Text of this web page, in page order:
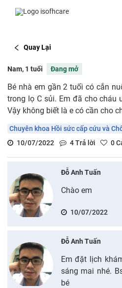
Quay Lại
Nam, 1 tuổi Đang mở
Bé nhà em gần 2 tuối có cắn
trong lọ C sủi. Em đã cho cháu
Vậy không biết là e có cần cho
Chuyên khoa Hồi sức cấp cứu và
10/07/2022
4Trả lời 0
Đỗ Anh Tuấn
Chào em
10/07/2022
Đỗ Anh Tuấn
Em đặt lịch
sáng mai nhé.
bé